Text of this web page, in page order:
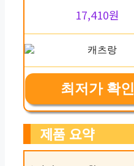
17,410원
최저가 확인
제품 요약